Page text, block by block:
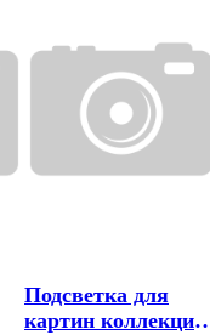
Подсветка для
картин коллекция